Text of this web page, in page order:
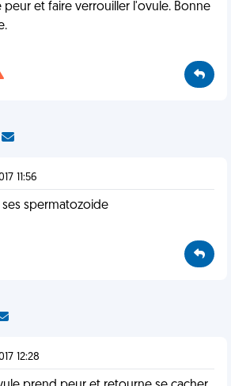
et faire verrouiller l'ovule. Bonne
11:56
spermatozoide
12:28